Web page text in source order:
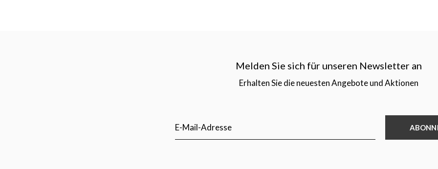
Melden Sie sich für unseren Newsletter an
Erhalten Sie die neuesten Angebote und Aktionen